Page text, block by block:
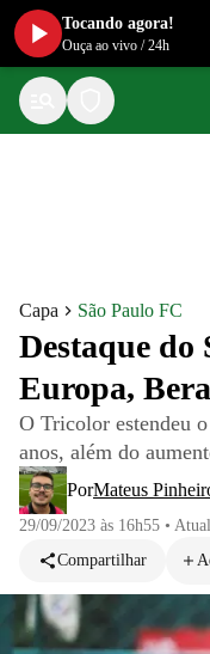
Capa São Paulo FC
Destaque do
Europa,
O Tricolor estendeu
anos, além do
PorMateus
29/09/2023 às 16h55 •
Compartilhar
Tocando agora!
Ouça ao vivo /24h